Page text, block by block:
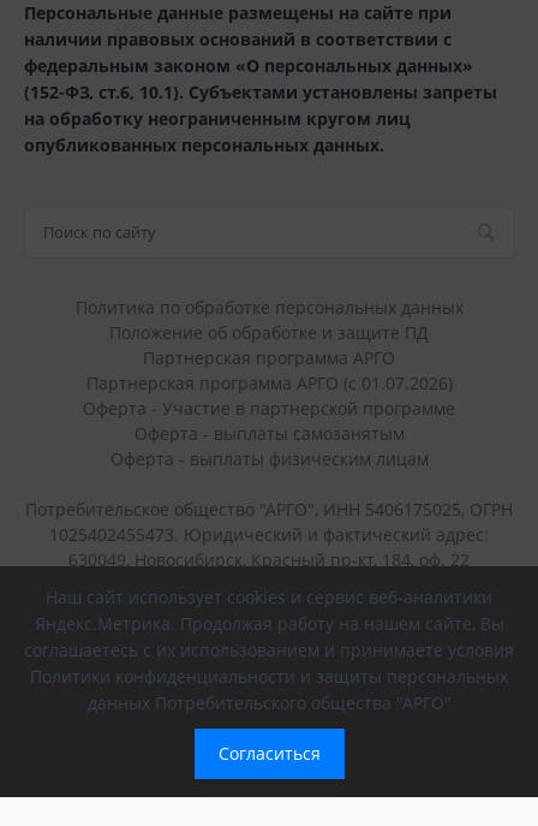
Персональные данные размещены на сайте при
наличии правовых оснований в соответствии с
федеральным законом «О персональных данных»
(152-ФЗ, ст.6, 10.1). Субъектами установлены запреты
на обработку неограниченным кругом лиц
опубликованных персональных данных.
Политика по обработке персональных данных
Положение об обработке и защите ПД
Партнерская программа АРГО
Партнерская программа АРГО (с 01.07.2026)
Оферта - Участие в партнерской программе
Оферта - выплаты самозанятым
Оферта - выплаты физическим лицам
Потребительское общество "АРГО", ИНН 5406175025, ОГРН
1025402455473. Юридический и фактический адрес:
630049, Новосибирск, Красный пр-кт, 184, оф. 22
+7 (383) 236-40-45
г. Новосибирск, Красный проспект, 184
8 (800) 700-56-43
Наш сайт использует cookies и сервис веб-аналитики
Яндекс.Метрика. Продолжая работу на нашем сайте, Вы
соглашаетесь с их использованием и принимаете условия
Политики конфиденциальности и защиты персональных
данных Потребительского общества "АРГО"
Согласиться